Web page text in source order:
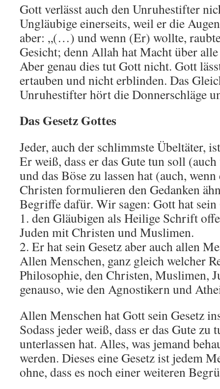
Gott verlässt auch den Unruhestifter
Ungläubige einerseits, weil er die
aber: „(…) und wenn (Er) wollte,
Gesicht; denn Allah hat Macht über
Aber genau dies tut Gott nicht. Gott
ertauben und nicht erblinden. Das
Unruhestifter hört die Donnerschläge
Das Gesetz Gottes
Jeder, auch der schlimmste Übeltäter,
Er weiß, dass er das Gute tun soll
und das Böse zu lassen hat (auch,
Christen formulieren den Gedanken
Begriffe dafür. Wir sagen: Gott hat sein
1. den Gläubigen als Heilige Schrift
Juden mit Christen und Muslimen.
2. Er hat sein Gesetz aber auch allen
Allen Menschen, ganz gleich welcher
Philosophie, den Christen, Muslimen,
genauso, wie den Agnostikern und
Allen Menschen hat Gott sein Gesetz
Sodass jeder weiß, dass er das Gute zu
unterlassen hat. Alles, was jemand
werden. Dieses eine Gesetz ist jedem
ohne, dass es noch einer weiteren